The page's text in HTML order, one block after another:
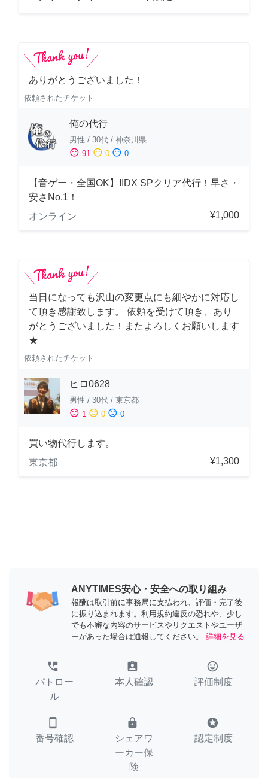
ありがとうございました！
依頼されたチケット
俺の代行
男性 / 30代 / 神奈川県
sentiment_satisfied 91 sentiment_neutral 0 sentiment_dissatisfied 0
【音ゲー・全国OK】IIDX SPクリア代行！早さ・
安さNo.1！
オンライン
¥1,000
当日になっても沢山の変更点にも細やかに対応し
て頂き感謝致します。 依頼を受けて頂き、あり
がとうございました！またよろしくお願いします
★
依頼されたチケット
ヒロ0628
男性 / 30代 / 東京都
sentiment_satisfied 1 sentiment_neutral 0 sentiment_dissatisfied 0
買い物代行します。
東京都
¥1,300
ANYTIMES安心・安全への取り組み
報酬は取引前に事務局に支払われ、評価・完了後
に振り込まれます。利用規約違反の恐れや、少し
でも不審な内容のサービスやリクエストやユーザ
ーがあった場合は通報してください。
詳細を見る
perm_phone_msg
パトロー
ル
assignment_ind
本人確認
tag_faces
評価制度
smartphone
番号確認
lock
シェアワ
ーカー保
険
stars
認定制度